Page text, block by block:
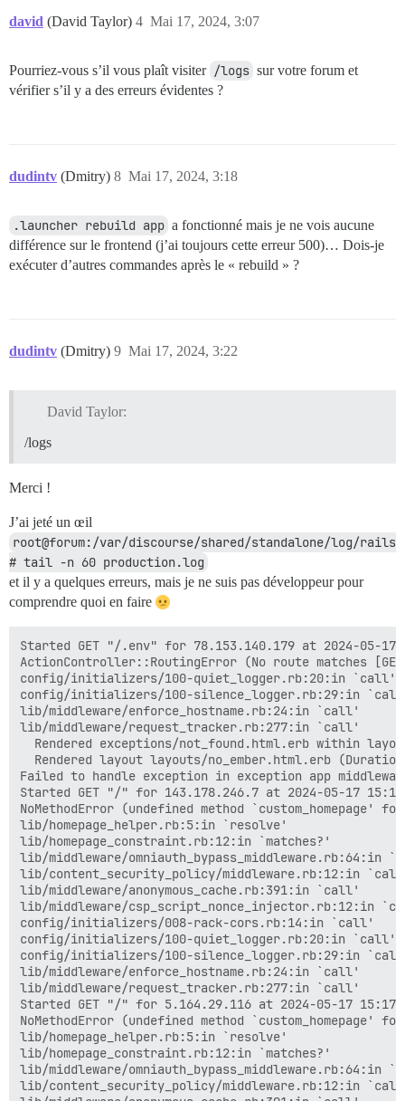
david (David Taylor) Mai 17, 2024, 3:07
4
Pourriez-vous s’il vous plaît visiter /logs sur votre forum et
vérifier s’il y a des erreurs évidentes ?
dudintv (Dmitry) Mai 17, 2024, 3:18
8
.launcher rebuild app a fonctionné mais je ne vois aucune
différence sur le frontend (j’ai toujours cette erreur 500)… Dois-je
exécuter d’autres commandes après le « rebuild » ?
dudintv (Dmitry) Mai 17, 2024, 3:22
9
David Taylor:
/logs
Merci !
J’ai jeté un œil
root@forum:/var/discourse/shared/standalone/log/rails
# tail -n 60 production.log
et il y a quelques erreurs, mais je ne suis pas développeur pour
comprendre quoi en faire
Started GET "/.env" for 78.153.140.179 at 2024-05-17
ActionController::RoutingError (No route matches
config/initializers/100-quiet_logger.rb:20:in `call'
config/initializers/100-silence_logger.rb:29:in
lib/middleware/enforce_hostname.rb:24:in `call'
lib/middleware/request_tracker.rb:277:in `call'
Rendered exceptions/not_found.html.erb within
Rendered layout layouts/no_ember.html.erb
Failed to handle exception in exception app
Started GET "/" for 143.178.246.7 at 2024-05-17
NoMethodError (undefined method `custom_homepage'
lib/homepage_helper.rb:5:in `resolve'
lib/homepage_constraint.rb:12:in `matches?'
lib/middleware/omniauth_bypass_middleware.rb:64:in
lib/content_security_policy/middleware.rb:12:in
lib/middleware/anonymous_cache.rb:391:in `call'
lib/middleware/csp_script_nonce_injector.rb:12:in
config/initializers/008-rack-cors.rb:14:in `call'
config/initializers/100-quiet_logger.rb:20:in `call'
config/initializers/100-silence_logger.rb:29:in
lib/middleware/enforce_hostname.rb:24:in `call'
lib/middleware/request_tracker.rb:277:in `call'
Started GET "/" for 5.164.29.116 at 2024-05-17
NoMethodError (undefined method `custom_homepage'
lib/homepage_helper.rb:5:in `resolve'
lib/homepage_constraint.rb:12:in `matches?'
lib/middleware/omniauth_bypass_middleware.rb:64:in
lib/content_security_policy/middleware.rb:12:in
lib/middleware/anonymous_cache.rb:391:in `call'